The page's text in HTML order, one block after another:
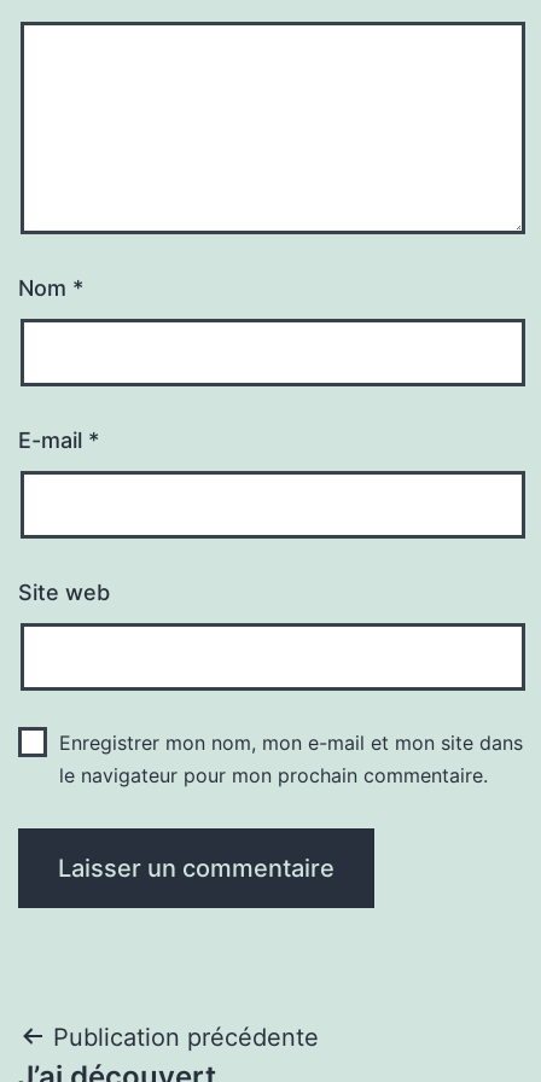
Nom *
E-mail *
Site web
Enregistrer mon nom, mon e-mail et mon site dans
le navigateur pour mon prochain commentaire.
Navigation
Publication précédente